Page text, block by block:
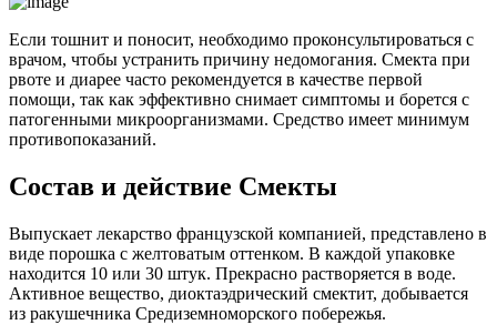
Если тошнит и поносит, необходимо проконсультироваться с
врачом, чтобы устранить причину недомогания. Смекта при
рвоте и диарее часто рекомендуется в качестве первой
помощи, так как эффективно снимает симптомы и борется с
патогенными микроорганизмами. Средство имеет минимум
противопоказаний.
Состав и действие Смекты
Выпускает лекарство французской компанией, представлено в
виде порошка с желтоватым оттенком. В каждой упаковке
находится 10 или 30 штук. Прекрасно растворяется в воде.
Активное вещество, диоктаэдрический смектит, добывается
из ракушечника Средиземноморского побережья.